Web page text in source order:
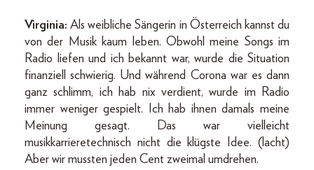
Virginia:Als weibliche Sängerin in Österreich kannst du
von der Musik kaum leben. Obwohl meine Songs im
Radio liefen und ich bekannt war, wurde die Situation
finanziell schwierig. Und während Corona war es dann
ganz schlimm, ich hab nix verdient, wurde im Radio
immer weniger gespielt. Ich hab ihnen damals meine
Meinung gesagt. Das war vielleicht
musikkarrieretechnisch nicht die klügste Idee. (lacht)
Aber wir mussten jeden Cent zweimal umdrehen.